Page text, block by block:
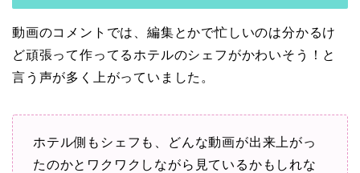
動画のコメントでは、編集とかで忙しいのは分かるけ
ど頑張って作ってるホテルのシェフがかわいそう！と
言う声が多く上がっていました。
ホテル側もシェフも、どんな動画が出来上がっ
たのかとワクワクしながら見ているかもしれな